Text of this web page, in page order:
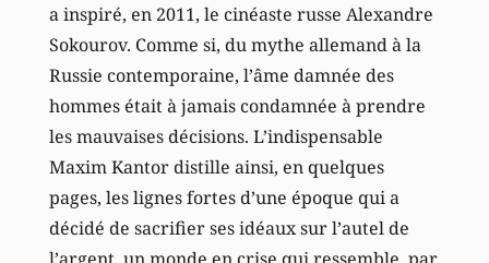
a inspiré, en 2011, le cinéaste russe Alexandre
Sokourov. Comme si, du mythe allemand à la
Russie contemporaine, l’âme damnée des
hommes était à jamais condamnée à prendre
les mauvaises décisions. L’indispensable
Maxim Kantor distille ainsi, en quelques
pages, les lignes fortes d’une époque qui a
décidé de sacrifier ses idéaux sur l’autel de